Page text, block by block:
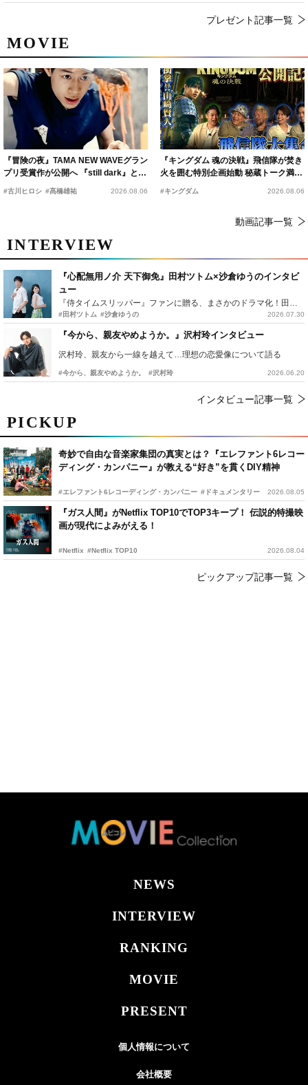
PICKUP
奇妙で自由な音楽家集団の真実とは？『エレファント6レコー
ディング・カンパニー』が教える“好き”を貫くDIY精神
#エレファント6レコーディング・カンパニー #ドキュメンタリー 2026.08.05
『ガス人間』がNetflix TOP10でTOP3キープ！ 伝説的特撮映
画が現代によみがえる！
#Netflix #Netflix TOP10 2026.08.04
ピックアップ記事一覧
MOVIE
『冒険の夜』TAMA NEW WAVEグラン
プリ受賞作が公開へ 『still dark』と同
時上映決定
#古川ヒロシ #髙橋雄祐 2026.08.06
『キングダム 魂の決戦』飛信隊が焚き
火を囲む特別企画始動 秘蔵トーク満載
の“キングダムキャンプ”開催
#キングダム 2026.08.06
動画記事一覧
INTERVIEW
『心配無用ノ介 天下御免』田村ツトム×沙倉ゆうのインタビ
ュー
#田村ツトム #沙倉ゆうの 2026.07.30
『今から、親友やめようか。』沢村玲インタビュー
沢村玲、親友から一線を越えて…理想の恋愛像について語る
#今から、親友やめようか。 #沢村玲 2026.06.20
インタビュー記事一覧
プレゼント記事一覧
NEWS
INTERVIEW
RANKING
MOVIE
PRESENT
個人情報について
会社概要